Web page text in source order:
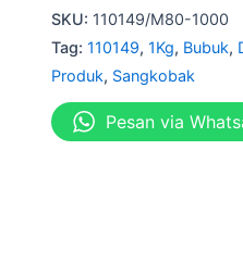
SKU: 110149/M80-1000
Tag: 110149, 1Kg, Bubuk,
Produk, Sangkobak
Pesan via